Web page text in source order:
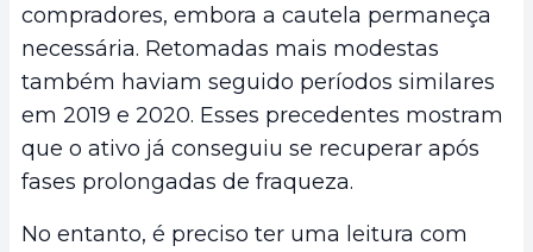
compradores, embora a cautela permaneça
necessária. Retomadas mais modestas
também haviam seguido períodos similares
em 2019 e 2020. Esses precedentes mostram
que o ativo já conseguiu se recuperar após
fases prolongadas de fraqueza.
No entanto, é preciso ter uma leitura com